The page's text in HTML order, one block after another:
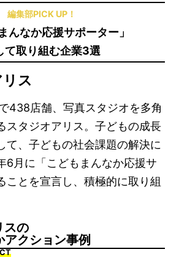
編集部PICK UP！
んなか応援サポーター」
て取り組む企業3選
ス
438店舗、写真スタジオを多角
スタジオアリス。子どもの成長
て、子どもの社会課題の解決に
6月に「こどもまんなか応援サ
ことを宣言し、積極的に取り組
スの
アクション事例